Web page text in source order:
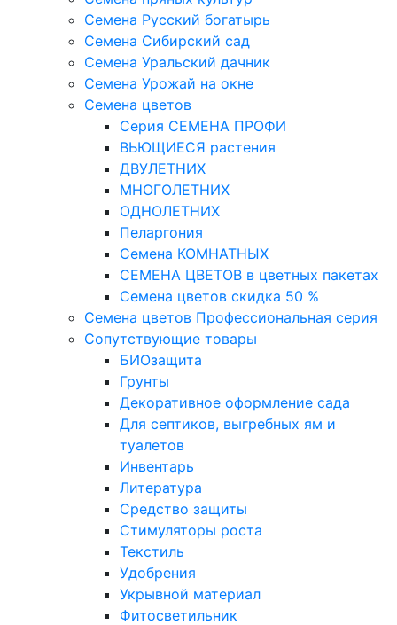
Семена Русский богатырь
Семена Сибирский сад
Семена Уральский дачник
Семена Урожай на окне
Семена цветов
Cерия CЕМЕНА ПРОФИ
ВЬЮЩИЕСЯ растения
ДВУЛЕТНИХ
МНОГОЛЕТНИХ
ОДНОЛЕТНИХ
Пеларгония
Семена КОМНАТНЫХ
СЕМЕНА ЦВЕТОВ в цветных пакетах
Семена цветов скидка 50 %
Семена цветов Профессиональная серия
Сопутствующие товары
БИОзащита
Грунты
Декоративное оформление сада
Для септиков, выгребных ям и
туалетов
Инвентарь
Литература
Средство защиты
Стимуляторы роста
Текстиль
Удобрения
Укрывной материал
Фитосветильник